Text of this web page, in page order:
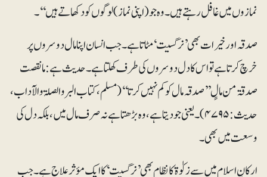
نمازوں میں غافل رہتے ہیں۔وہ جو (اپنی نماز) لوگوں کو دکھاتے ہیں‘‘۔
صدقہ اور خیرات بھی ’نرگسیت‘ مٹاتا ہے۔ جب انسان اپنا مال دوسروں پر
خرچ کرتا ہے تو اس کا دل دوسروں کی طرف کھلتا ہے۔ حدیث ہے:ما نقصت
صدقۃ من مالٍ ’’صدقہ مال کو کم نہیں کرتا‘‘ (مسلم، کتاب البر والصلۃ والآداب،
حدیث: ۴۷۹۵)۔ یعنی جو دیتا ہے، وہ بڑھتا ہے نہ صرف مال میں، بلکہ دل کی
وسعت میں بھی۔
ارکانِ اسلام میں سے زکوٰۃ کا نظام بھی ’نرگسیت‘ کا ایک مؤثر علاج ہے۔ جب